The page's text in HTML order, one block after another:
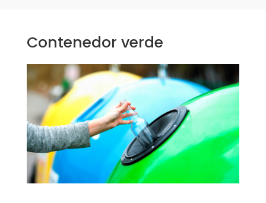
Contenedor verde